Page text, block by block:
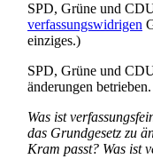
SPD, Grüne und
verfassungswidrigen
einziges.)
SPD, Grüne und
änderungen
Was ist
das Grundgesetz zu
Kram passt? Was ist